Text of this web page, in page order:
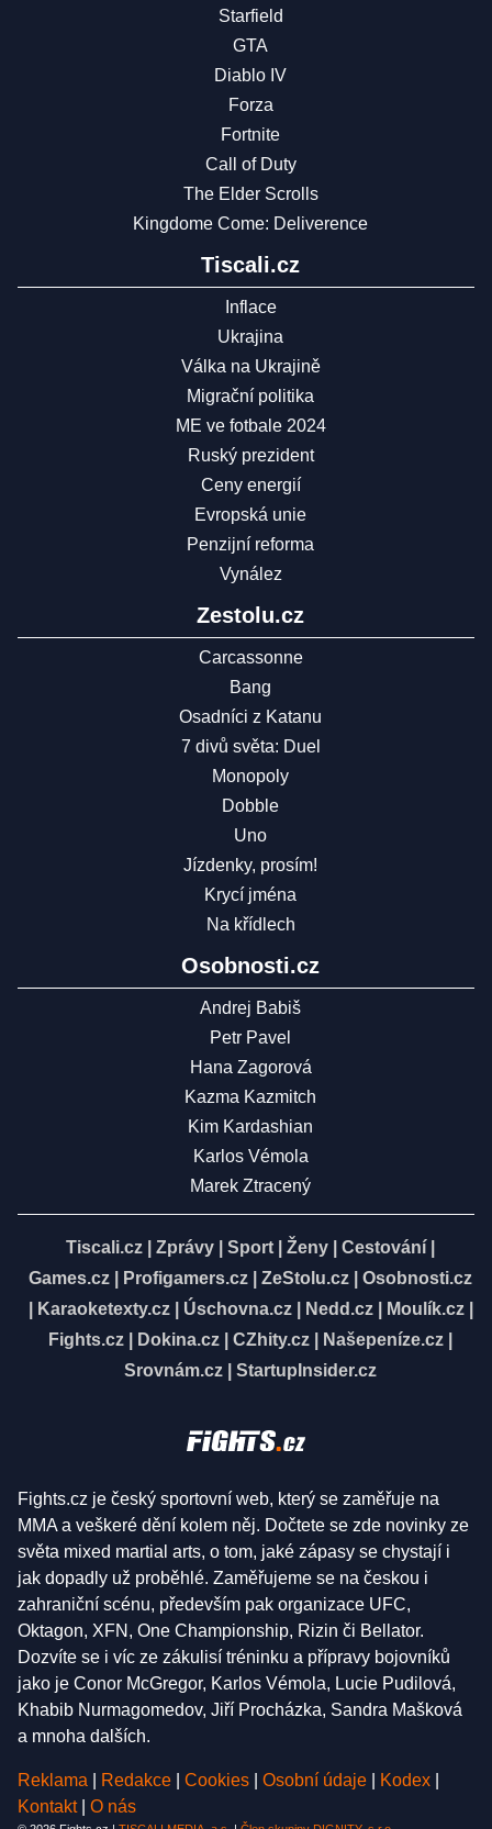
Starfield
GTA
Diablo IV
Forza
Fortnite
Call of Duty
The Elder Scrolls
Kingdome Come: Deliverence
Tiscali.cz
Inflace
Ukrajina
Válka na Ukrajině
Migrační politika
ME ve fotbale 2024
Ruský prezident
Ceny energií
Evropská unie
Penzijní reforma
Vynález
Zestolu.cz
Carcassonne
Bang
Osadníci z Katanu
7 divů světa: Duel
Monopoly
Dobble
Uno
Jízdenky, prosím!
Krycí jména
Na křídlech
Osobnosti.cz
Andrej Babiš
Petr Pavel
Hana Zagorová
Kazma Kazmitch
Kim Kardashian
Karlos Vémola
Marek Ztracený
Tiscali.cz Zprávy Sport Ženy Cestování
Games.cz
Profigamers.cz ZeStolu.cz
Osobnosti.cz
Karaoketexty.cz| Úschovna.cz| Nedd.cz| Moulík.cz|
Fights.cz
Dokina.cz CZhity.cz Našepeníze.cz
Srovnám.cz
StartupInsider.cz
Fights.cz je český sportovní web, který se zaměřuje na
MMA a veškeré dění kolem něj. Dočtete se zde novinky ze
světa mixed martial arts, o tom, jaké zápasy se chystají i
jak dopadly už proběhlé. Zaměřujeme se na českou i
zahraniční scénu, především pak organizace UFC,
Oktagon, XFN, One Championship, Rizin či Bellator.
Dozvíte se i víc ze zákulisí tréninku a přípravy bojovníků
jako je Conor McGregor, Karlos Vémola, Lucie Pudilová,
Khabib Nurmagomedov, Jiří Procházka, Sandra Mašková
a mnoha dalších.
Reklama Redakce Cookies Osobní údaje Kodex
Kontakt
O nás